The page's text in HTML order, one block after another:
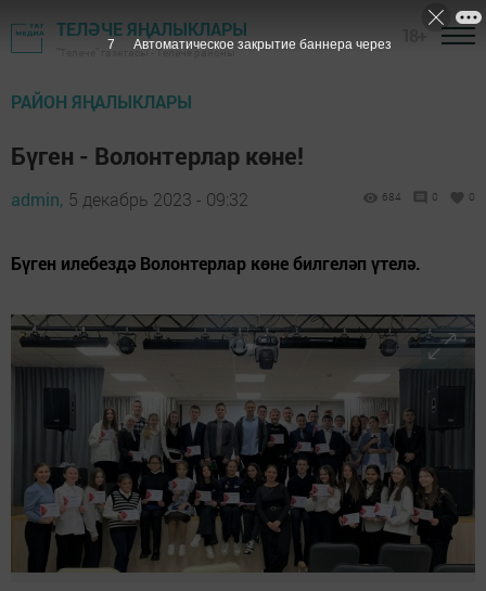
ТЕЛӘЧЕ ЯҢАЛЫКЛАРЫ
"Теләче" газетасы - Теләче районы
РАЙОН ЯҢАЛЫКЛАРЫ
Бүген - Волонтерлар көне!
admin, 5 декабрь 2023 - 09:32 684 0 0
Бүген илебездә Волонтерлар көне билгеләп үтелә.
6 Автоматическое закрытие баннера через